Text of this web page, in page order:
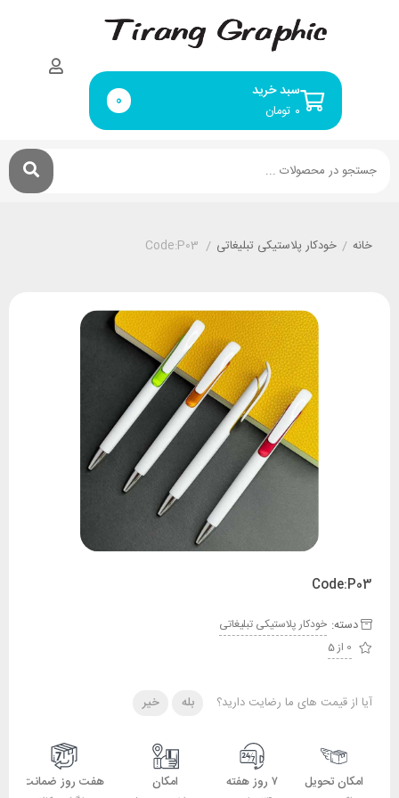
سبد خرید
تومان ۰ 0
خانه / خودکار پلاستیکی تبلیغاتی /
Code:P03
Code:P03
دسته: خودکار پلاستیکی تبلیغاتی
0 از 5
آیا از قیمت های ما رضایت دارید؟ بله خیر
امکان تحویل ۷ روز هفته امکان هفت روز ضمانت